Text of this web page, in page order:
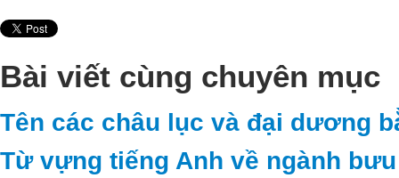
Bài viết cùng chuyên mục
Tên các châu lục và đại dương
Từ vựng tiếng Anh về ngành